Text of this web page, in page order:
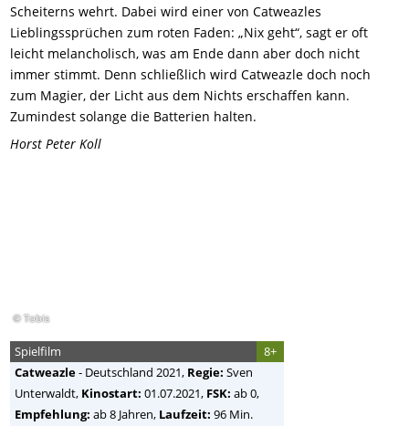
Scheiterns wehrt. Dabei wird einer von Catweazles
Lieblingssprüchen zum roten Faden: „Nix geht“, sagt er oft
leicht melancholisch, was am Ende dann aber doch nicht
immer stimmt. Denn schließlich wird Catweazle doch noch
zum Magier, der Licht aus dem Nichts erschaffen kann.
Zumindest solange die Batterien halten.
Horst Peter Koll
© Tobis
8+
Spielfilm
Catweazle- Deutschland 2021, Regie: Sven
Unterwaldt, Kinostart: 01.07.2021, FSK: ab 0,
Empfehlung: ab 8 Jahren, Laufzeit: 96 Min.